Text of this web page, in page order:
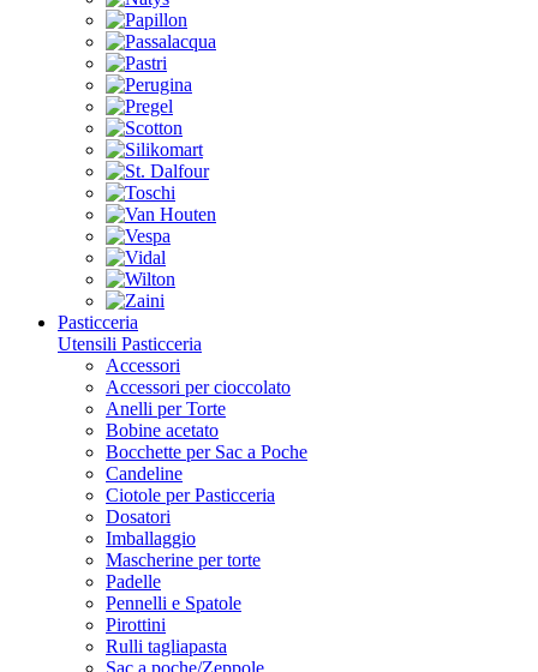
Pasticceria
Utensili Pasticceria
Accessori
Accessori per cioccolato
Anelli per Torte
Bobine acetato
Bocchette per Sac a Poche
Candeline
Ciotole per Pasticceria
Dosatori
Imballaggio
Mascherine per torte
Padelle
Pennelli e Spatole
Pirottini
Rulli tagliapasta
Sac a poche/Zeppole